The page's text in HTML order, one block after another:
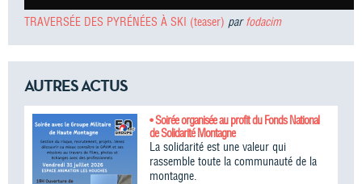
TRAVERSÉE DES PYRÉNÉES À SKI (teaser) parfodacim
AUTRES ACTUS
• Soirée organisée au profit du Fonds National
de Solidarité Montagne
La solidarité est une valeur qui
rassemble toute la communauté de la
montagne.